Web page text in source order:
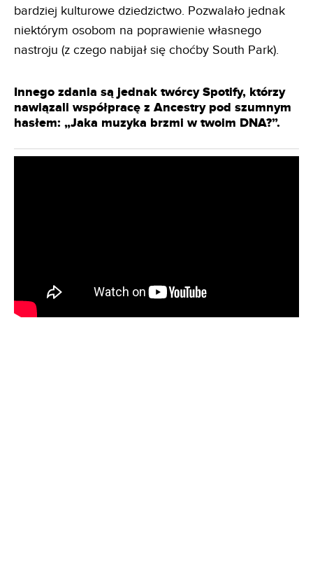
bardziej kulturowe dziedzictwo. Pozwalało jednak
niektórym osobom na poprawienie własnego
nastroju (z czego nabijał się choćby South Park).
Innego zdania są jednak twórcy Spotify, którzy
nawiązali współpracę z Ancestry pod szumnym
hasłem: „Jaka muzyka brzmi w twoim DNA?”.